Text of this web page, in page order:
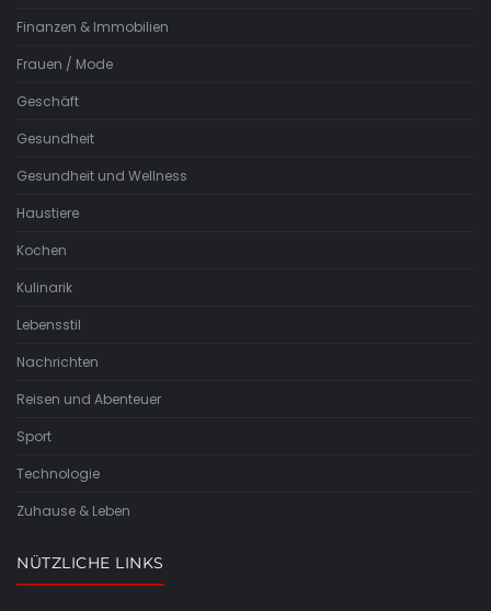
Finanzen & Immobilien
Frauen / Mode
Geschäft
Gesundheit
Gesundheit und Wellness
Haustiere
Kochen
Kulinarik
Lebensstil
Nachrichten
Reisen und Abenteuer
Sport
Technologie
Zuhause & Leben
NÜTZLICHE LINKS